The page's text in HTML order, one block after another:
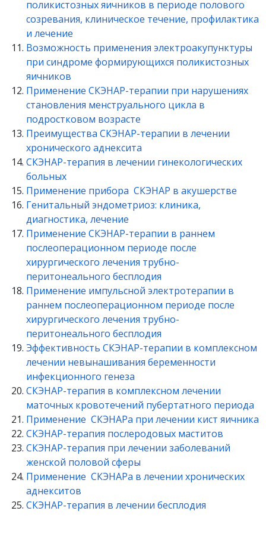
поликистозных яичников в периоде полового
созревания, клиническое течение, профилактика
и лечение
Возможность применения электроакупунктуры
при синдроме формирующихся поликистозных
яичников
Применение СКЭНАР-терапии при нарушениях
становления менструального цикла в
подростковом возрасте
Преимущества СКЭНАР-терапии в лечении
хронического аднексита
СКЭНАР-терапия в лечении гинекологических
больных
Применение прибора СКЭНАР в акушерстве
Генитальный эндометриоз: клиника,
диагностика, лечение
Применение СКЭНАР-терапии в раннем
послеоперационном периоде после
хирургического лечения трубно-
перитонеального бесплодия
Применение импульсной электротерапии в
раннем послеоперационном периоде после
хирургического лечения трубно-
перитонеального бесплодия
Эффективность СКЭНАР-терапии в комплексном
лечении невынашивания беременности
инфекционного генеза
СКЭНАР-терапия в комплексном лечении
маточных кровотечений пубертатного периода
Применение СКЭНАРа при лечении кист яичника
СКЭНАР-терапия послеродовых маститов
СКЭНАР-терапия при лечении заболеваний
женской половой сферы
Применение СКЭНАРа в лечении хронических
аднекситов
СКЭНАР-терапия в лечении бесплодия